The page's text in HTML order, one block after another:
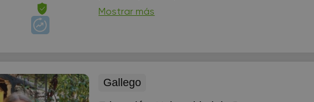
divertirse y practicar en todo momento (hablar, hacer
ejercicios...).
Mostrar más
Gallego